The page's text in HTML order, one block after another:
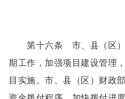
第十六条 市、县（区
期工作，加强项目建设管理
目实施。市、县（区）财政